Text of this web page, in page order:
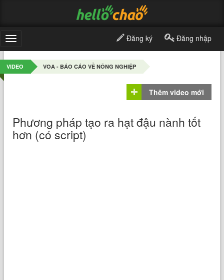
Toggle
navigation
Đăng ký Đăng nhập
VIDEO VOA - BÁO CÁO VỀ NÔNG NGHIỆP
Thêm video mới
Phương pháp tạo ra hạt đậu nành tốt
hơn (có script)